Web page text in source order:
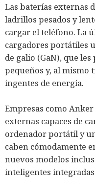
Las baterías externas
ladrillos pesados y
cargar el teléfono. La
cargadores portátiles
de galio (GaN), que
pequeños y, al mismo
ingentes de energía.
Empresas como
externas capaces de
ordenador portátil y
caben cómodamente
nuevos modelos
inteligentes